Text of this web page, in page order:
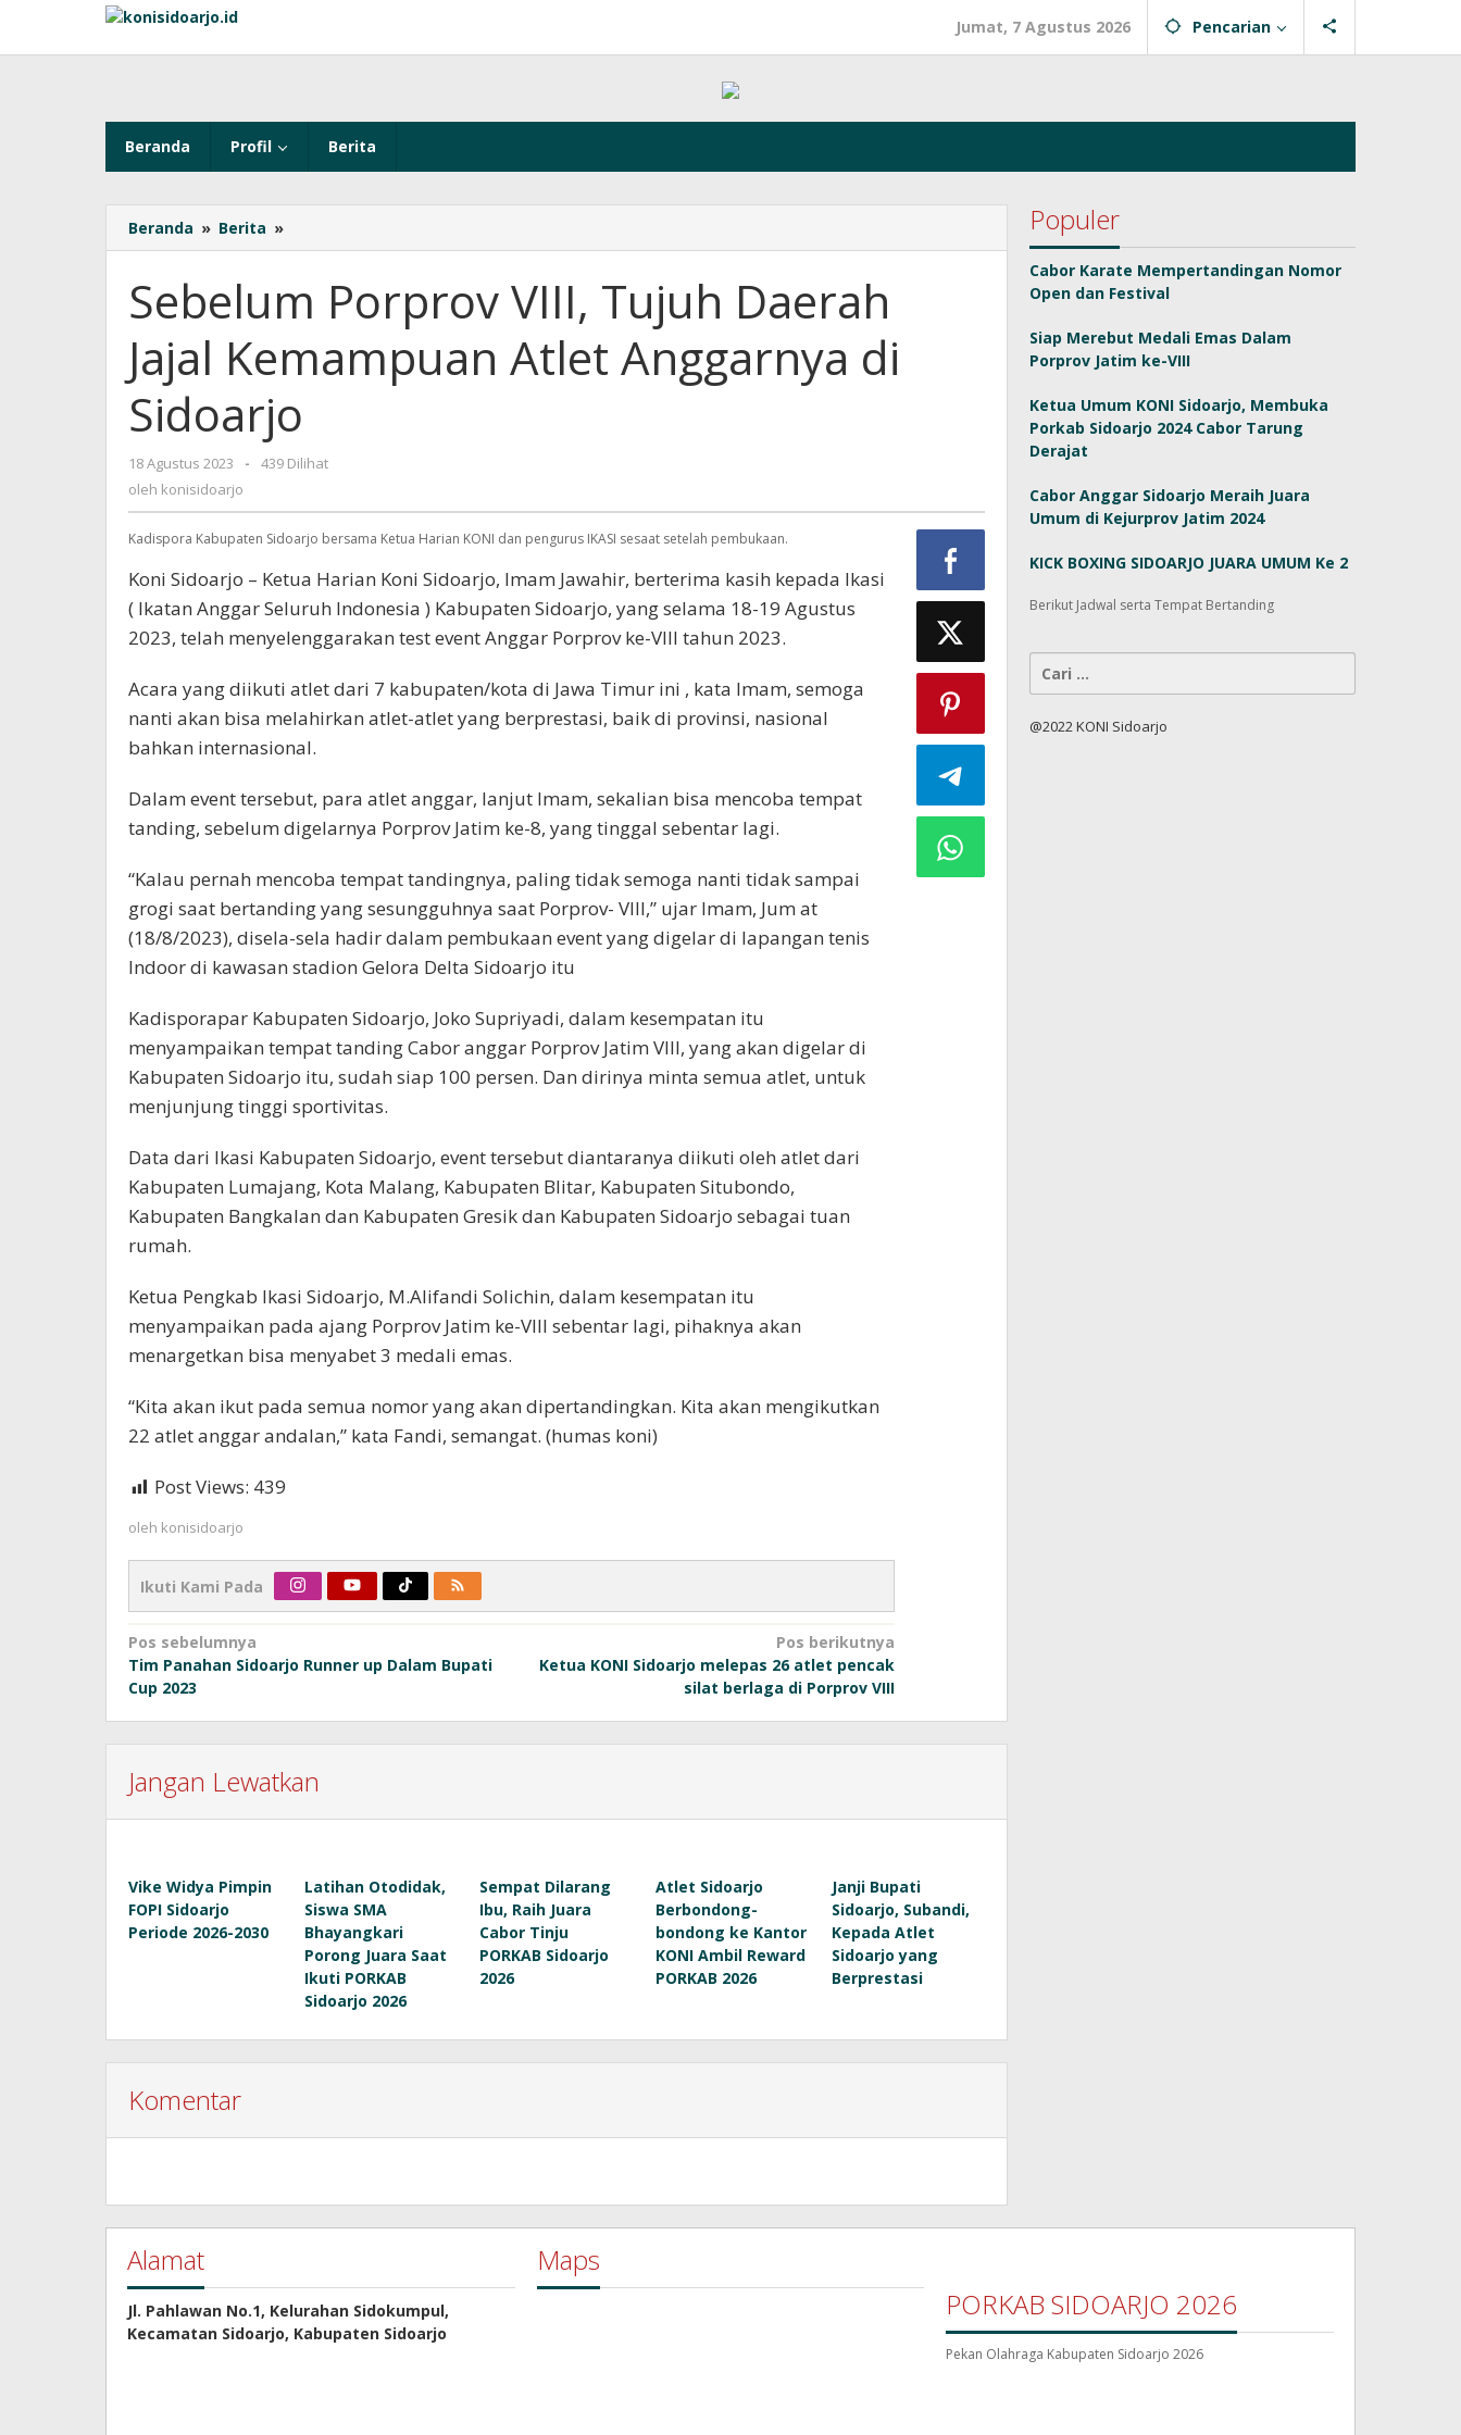
konten
Jumat, 7 Agustus 2026 Pencarian
Beranda Profil Berita
Beranda » Berita »
Porprov
Tujuh
Daerah
Kemampuan
Anggarnya
di
Sidoarjo
Sebelum Porprov VIII, Tujuh Daerah
Jajal Kemampuan Atlet Anggarnya di
Sidoarjo
18 Agustus 2023
oleh
-
439 Dilihat
oleh konisidoarjo
Kadispora Kabupaten Sidoarjo bersama Ketua Harian KONI dan pengurus IKASI sesaat setelah pembukaan.
Koni Sidoarjo – Ketua Harian Koni Sidoarjo, Imam Jawahir, berterima kasih kepada Ikasi
( Ikatan Anggar Seluruh Indonesia ) Kabupaten Sidoarjo, yang selama 18-19 Agustus
2023, telah menyelenggarakan test event Anggar Porprov ke-VIII tahun 2023.
Acara yang diikuti atlet dari 7 kabupaten/kota di Jawa Timur ini , kata Imam, semoga
nanti akan bisa melahirkan atlet-atlet yang berprestasi, baik di provinsi, nasional
bahkan internasional.
Dalam event tersebut, para atlet anggar, lanjut Imam, sekalian bisa mencoba tempat
tanding, sebelum digelarnya Porprov Jatim ke-8, yang tinggal sebentar lagi.
“Kalau pernah mencoba tempat tandingnya, paling tidak semoga nanti tidak sampai
grogi saat bertanding yang sesungguhnya saat Porprov- VIII,” ujar Imam, Jum at
(18/8/2023), disela-sela hadir dalam pembukaan event yang digelar di lapangan tenis
Indoor di kawasan stadion Gelora Delta Sidoarjo itu
Kadisporapar Kabupaten Sidoarjo, Joko Supriyadi, dalam kesempatan itu
menyampaikan tempat tanding Cabor anggar Porprov Jatim VIII, yang akan digelar di
Kabupaten Sidoarjo itu, sudah siap 100 persen. Dan dirinya minta semua atlet, untuk
menjunjung tinggi sportivitas.
Data dari Ikasi Kabupaten Sidoarjo, event tersebut diantaranya diikuti oleh atlet dari
Kabupaten Lumajang, Kota Malang, Kabupaten Blitar, Kabupaten Situbondo,
Kabupaten Bangkalan dan Kabupaten Gresik dan Kabupaten Sidoarjo sebagai tuan
rumah.
Ketua Pengkab Ikasi Sidoarjo, M.Alifandi Solichin, dalam kesempatan itu
menyampaikan pada ajang Porprov Jatim ke-VIII sebentar lagi, pihaknya akan
menargetkan bisa menyabet 3 medali emas.
“Kita akan ikut pada semua nomor yang akan dipertandingkan. Kita akan mengikutkan
22 atlet anggar andalan,” kata Fandi, semangat. (humas koni)
Post Views: 439
oleh konisidoarjo
Ikuti Kami Pada
Navigasi
pos
Pos sebelumnya
Tim Panahan Sidoarjo Runner up Dalam Bupati
Cup 2023
Pos berikutnya
Ketua KONI Sidoarjo melepas 26 atlet pencak
silat berlaga di Porprov VIII
Jangan Lewatkan
Vike Widya Pimpin
FOPI Sidoarjo
Periode 2026-2030
Latihan Otodidak,
Siswa SMA
Bhayangkari
Porong Juara Saat
Ikuti PORKAB
Sidoarjo 2026
Sempat Dilarang
Ibu, Raih Juara
Cabor Tinju
PORKAB Sidoarjo
2026
Atlet Sidoarjo
Berbondong-
bondong ke Kantor
KONI Ambil Reward
PORKAB 2026
Janji Bupati
Sidoarjo, Subandi,
Kepada Atlet
Sidoarjo yang
Berprestasi
Komentar
Populer
Cabor Karate Mempertandingan Nomor
Open dan Festival
Siap Merebut Medali Emas Dalam
Porprov Jatim ke-VIII
Ketua Umum KONI Sidoarjo, Membuka
Porkab Sidoarjo 2024 Cabor Tarung
Derajat
Cabor Anggar Sidoarjo Meraih Juara
Umum di Kejurprov Jatim 2024
KICK BOXING SIDOARJO JUARA UMUM Ke 2
Berikut Jadwal serta Tempat Bertanding
Cari
@2022 KONI Sidoarjo
Alamat
Jl. Pahlawan No.1, Kelurahan Sidokumpul,
Kecamatan Sidoarjo, Kabupaten Sidoarjo
Maps
PORKAB SIDOARJO 2026
Pekan Olahraga Kabupaten Sidoarjo 2026